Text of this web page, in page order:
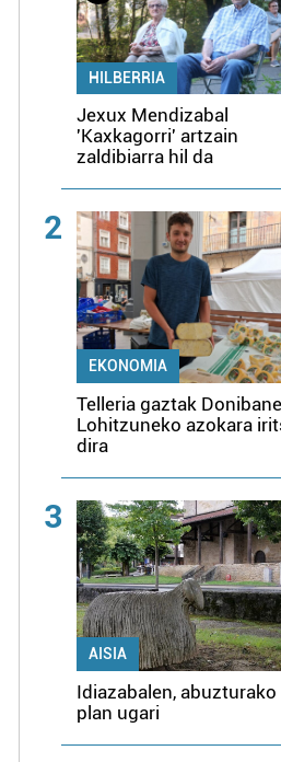
HILBERRIA
Jexux Mendizabal
'Kaxkagorri' artzain
zaldibiarra hil da
2
EKONOMIA
Telleria gaztak Donibane
Lohitzuneko azokara
dira
3
AISIA
Idiazabalen, abuzturako
plan ugari